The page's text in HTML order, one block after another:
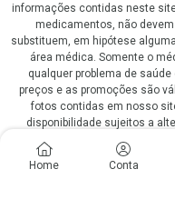
Home Conta
informações contidas neste
medicamentos, não
substituem, em hipótese
área médica. Somente o
qualquer problema de
preços e as promoções são
fotos contidas em nosso
disponibilidade sujeitos a
antimicrobianos vendas
344 - 01/02/1999 - Ministério
de Vendas e Atendimento